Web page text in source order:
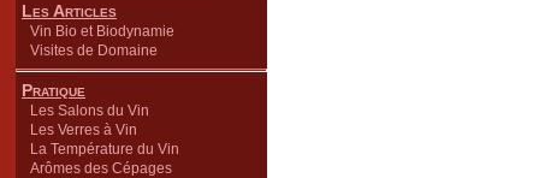
Les Articles
Vin Bio et Biodynamie
Visites de Domaine
Pratique
Les Salons du Vin
Les Verres à Vin
La Température du Vin
Arômes des Cépages